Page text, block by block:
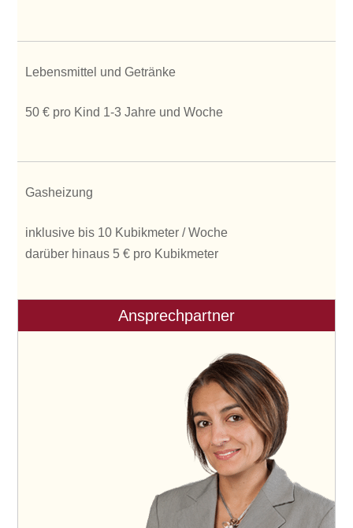
Lebensmittel und Getränke
50 € pro Kind 1-3 Jahre und Woche
Gasheizung
inklusive bis 10 Kubikmeter / Woche
darüber hinaus 5 € pro Kubikmeter
Ansprechpartner